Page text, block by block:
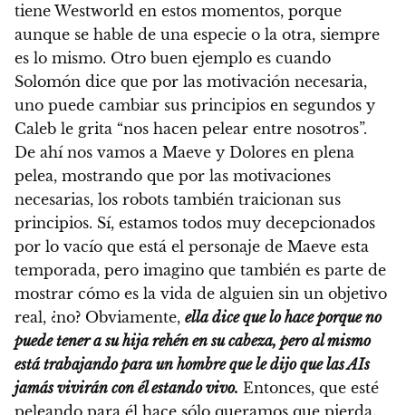
tiene Westworld en estos momentos, porque
aunque se hable de una especie o la otra, siempre
es lo mismo. Otro buen ejemplo es cuando
Solomón dice que por las motivación necesaria,
uno puede cambiar sus principios en segundos y
Caleb le grita “nos hacen pelear entre nosotros”.
De ahí nos vamos a Maeve y Dolores en plena
pelea, mostrando que por las motivaciones
necesarias, los robots también traicionan sus
principios. Sí, estamos todos muy decepcionados
por lo vacío que está el personaje de Maeve esta
temporada, pero imagino que también es parte de
mostrar cómo es la vida de alguien sin un objetivo
real, ¿no? Obviamente, ella dice que lo hace porque no
puede tener a su hija rehén en su cabeza, pero al mismo
está trabajando para un hombre que le dijo que las AIs
jamás vivirán con él estando vivo. Entonces, que esté
peleando para él hace sólo queramos que pierda.